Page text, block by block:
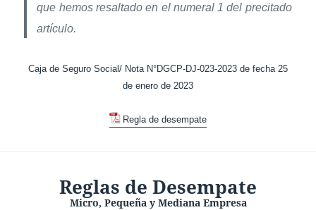
que hemos resaltado en el numeral 1 del precitado
artículo.
Caja de Seguro Social/ Nota N°DGCP-DJ-023-2023 de fecha 25
de enero de 2023
Regla de desempate
Reglas de Desempate
Micro, Pequeña y Mediana Empresa